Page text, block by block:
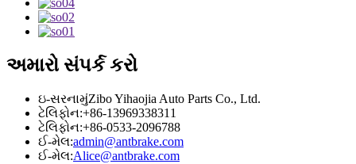
અમારો સંપર્ક કરો
ઇ-સરનામુંZibo Yihaojia Auto Parts Co., Ltd.
ટેલિફોન:+86-13969338311
ટેલિફોન:+86-0533-2096788
ઈ-મેલ:admin@antbrake.com
ઈ-મેલ:Alice@antbrake.com